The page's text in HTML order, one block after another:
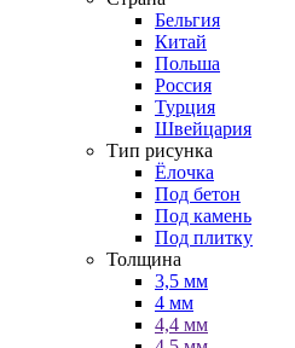
Бельгия
Китай
Польша
Россия
Турция
Швейцария
Тип рисунка
Ёлочка
Под бетон
Под камень
Под плитку
Толщина
3,5 мм
4 мм
4,4 мм